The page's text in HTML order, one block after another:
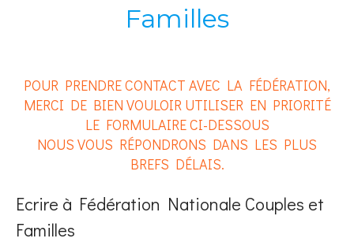
Familles
POUR PRENDRE CONTACT AVEC LA FÉDÉRATION,
MERCI DE BIEN VOULOIR UTILISER EN PRIORITÉ
LE FORMULAIRE CI-DESSOUS
NOUS VOUS RÉPONDRONS DANS LES PLUS
BREFS DÉLAIS.
Ecrire à Fédération Nationale Couples et
Familles